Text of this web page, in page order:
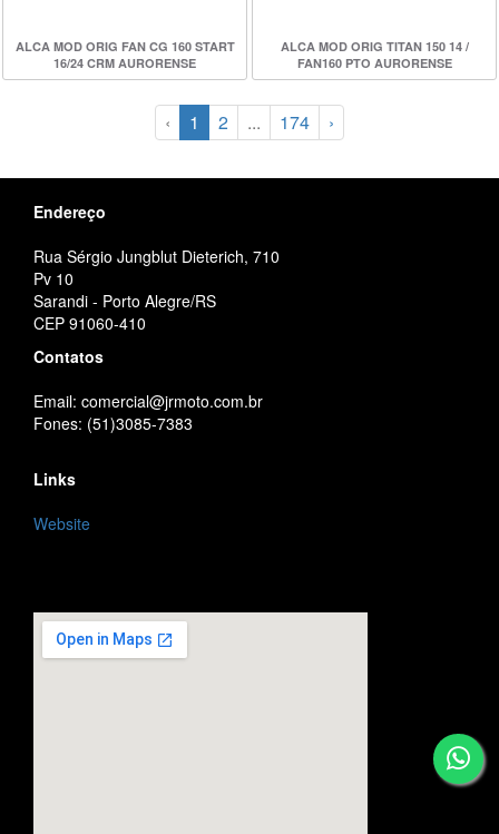
ALCA MOD ORIG FAN CG 160 START
16/24 CRM AURORENSE
ALCA MOD ORIG TITAN 150 14 /
FAN160 PTO AURORENSE
‹ 1 2 ... 174 ›
Endereço
Rua Sérgio Jungblut Dieterich, 710
Pv 10
Sarandi - Porto Alegre/RS
CEP 91060-410
Contatos
Email: comercial@jrmoto.com.br
Fones: (51)3085-7383
Links
Website